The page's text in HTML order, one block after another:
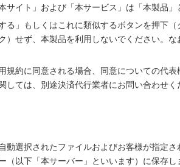
サイト」および「本サービス」は「本製品」
る」もしくはこれに類似するボタンを押下
）せず、本製品を利用しないでください。
規約に同意される場合、同意についての代
しては、別途決済代行業者にお問い合わせく
動選択されたファイルおよびお客様が指定
（以下「本サーバー」といいます）に保存